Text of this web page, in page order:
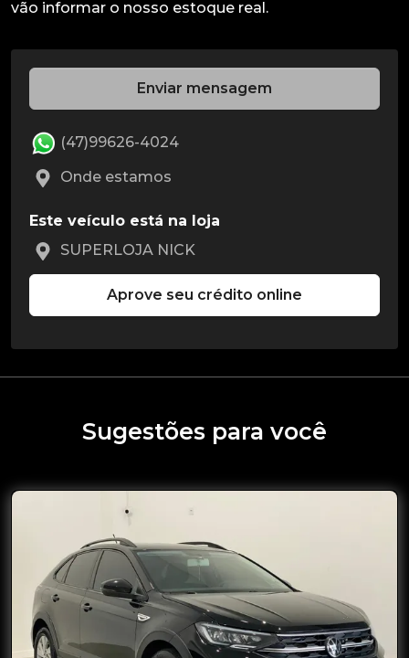
Enviar mensagem
(47)99626-4024
Onde estamos
Este veículo está na loja
SUPERLOJA NICK
Aprove seu crédito online
Sugestões para você